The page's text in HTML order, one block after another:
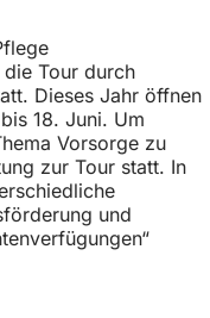
Tour durch
Dieses Jahr öffnen
18. Juni. Um
Vorsorge zu
zur Tour statt. In
und